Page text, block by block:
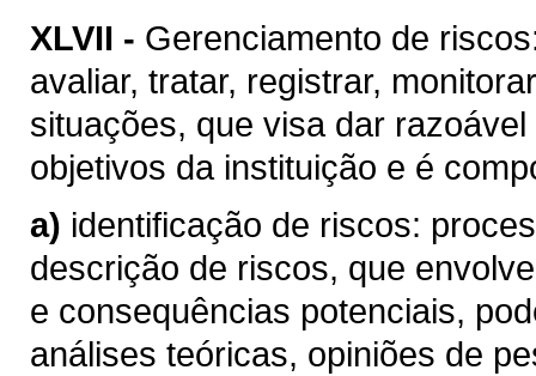
XLVII - Gerenciamento de
avaliar, tratar, registrar,
situações, que visa dar
objetivos da instituição e é
a) identificação de riscos:
descrição de riscos, que
e consequências potenciais,
análises teóricas, opiniões de